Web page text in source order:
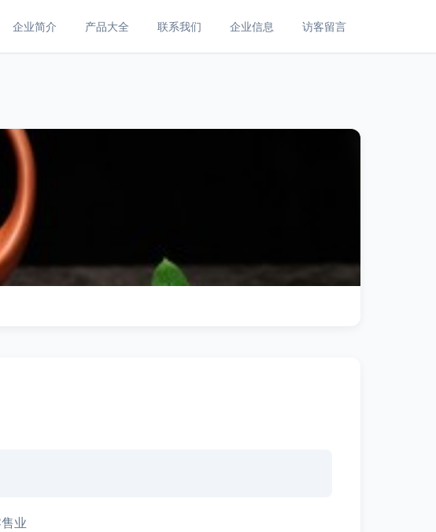
企业简介 产品大全 联系我们 企业信息 访客留言
业